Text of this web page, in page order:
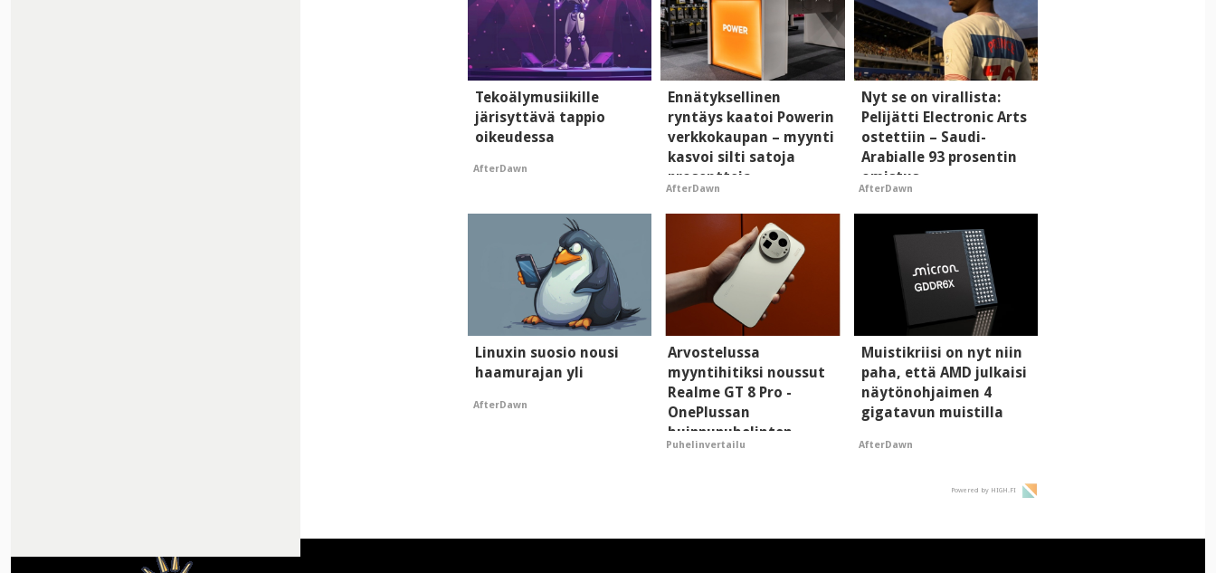
Tekoälymusiikille
järisyttävä tappio
oikeudessa
AfterDawn
Ennätyksellinen
ryntäys kaatoi Powerin
verkkokaupan – myynti
kasvoi silti satoja
prosentteja
AfterDawn
Nyt se on virallista:
Pelijätti Electronic Arts
ostettiin – Saudi-
Arabialle 93 prosentin
omistus
AfterDawn
Linuxin suosio nousi
haamurajan yli
AfterDawn
Arvostelussa
myyntihitiksi noussut
Realme GT 8 Pro -
OnePlussan
huippupuhelinten
"perillinen"
Puhelinvertailu
Muistikriisi on nyt niin
paha, että AMD julkaisi
näytönohjaimen 4
gigatavun muistilla
AfterDawn
Powered by HIGH.FI